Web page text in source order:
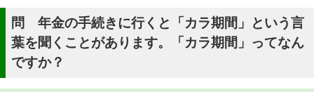
問 年金の手続きに行くと「カラ期間」という言
葉を聞くことがあります。「カラ期間」ってなん
ですか？